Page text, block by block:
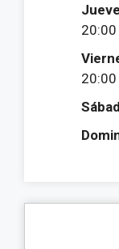
20:00
20:00